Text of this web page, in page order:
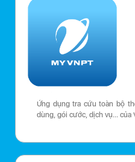
Ứng dụng tra cứu toàn bộ
dùng, gói cước, dịch vụ… của